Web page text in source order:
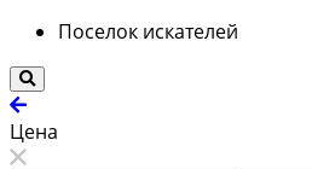
Поселок искателей
Цена